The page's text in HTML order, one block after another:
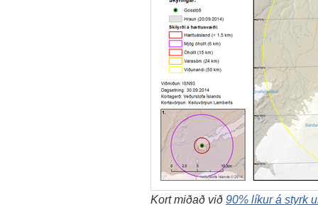
Kort miðað við 90% líkur á styrk